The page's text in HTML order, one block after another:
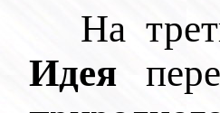
На
Идея